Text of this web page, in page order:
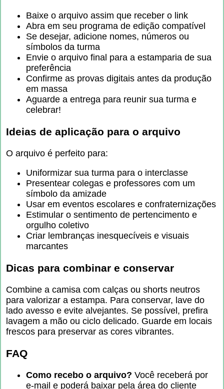
Baixe o arquivo assim que receber o link
Abra em seu programa de edição compatível
Se desejar, adicione nomes, números ou
símbolos da turma
Envie o arquivo final para a estamparia de sua
preferência
Confirme as provas digitais antes da produção
em massa
Aguarde a entrega para reunir sua turma e
celebrar!
Ideias de aplicação para o arquivo
O arquivo é perfeito para:
Uniformizar sua turma para o interclasse
Presentear colegas e professores com um
símbolo da amizade
Usar em eventos escolares e confraternizações
Estimular o sentimento de pertencimento e
orgulho coletivo
Criar lembranças inesquecíveis e visuais
marcantes
Dicas para combinar e conservar
Combine a camisa com calças ou shorts neutros
para valorizar a estampa. Para conservar, lave do
lado avesso e evite alvejantes. Se possível, prefira
lavagem a mão ou ciclo delicado. Guarde em locais
frescos para preservar as cores vibrantes.
FAQ
Como recebo o arquivo? Você receberá por
e-mail e poderá baixar pela área do cliente